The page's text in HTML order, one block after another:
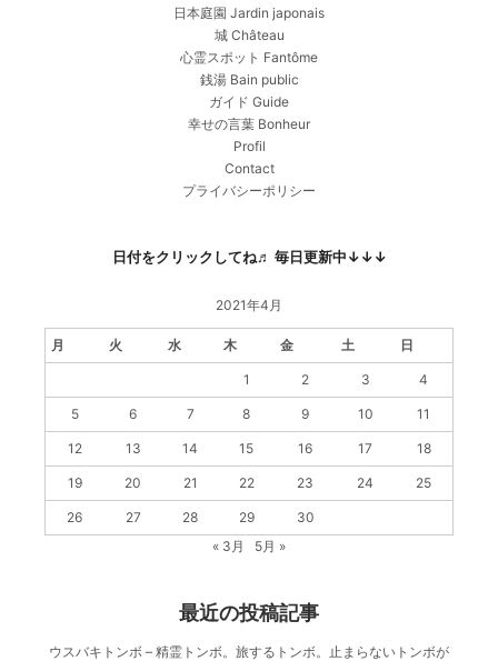
日本庭園 Jardin japonais
城 Château
心霊スポット Fantôme
銭湯 Bain public
ガイド Guide
幸せの言葉 Bonheur
Profil
Contact
プライバシーポリシー
日付をクリックしてね♬ 毎日更新中↓↓↓
2021年4月
月 火 水 木 金 土 日
1 2 3 4
5 6 7 8 9 10 11
12 13 14 15 16 17 18
19 20 21 22 23 24 25
26 27 28 29
30
« 3月
5月 »
最近の投稿記事
ウスバキトンボ – 精霊トンボ。旅するトンボ。止まらないトンボが